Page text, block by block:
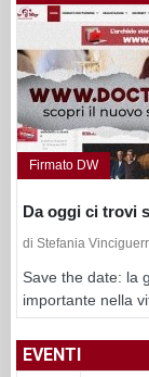
Firmato DW
Da oggi ci trovi
di Stefania
Save the date: la
importante nella
EVENTI